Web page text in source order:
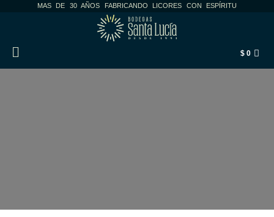
MAS DE 30 AÑOS FABRICANDO LICORES CON ESPÍRITU
$ 0